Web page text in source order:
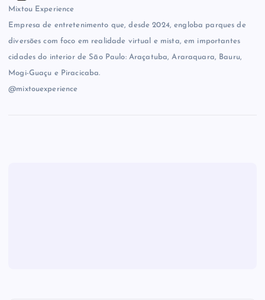
Mixtou Experience
Empresa de entretenimento que, desde 2024, engloba parques de
diversões com foco em realidade virtual e mista, em importantes
cidades do interior de São Paulo: Araçatuba, Araraquara, Bauru,
Mogi-Guaçu e Piracicaba.
@mixtouexperience